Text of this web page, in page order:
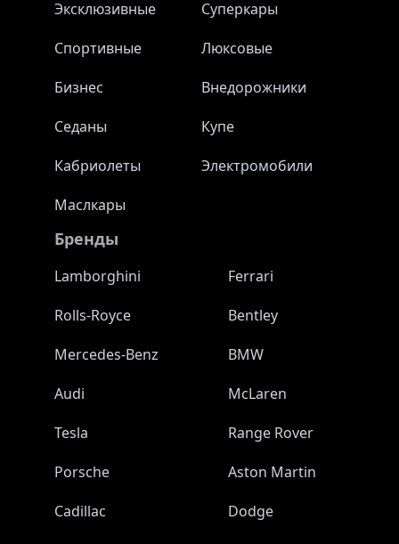
Эксклюзивные
Суперкары
Спортивные
Люксовые
Бизнес
Внедорожники
Седаны
Купе
Кабриолеты
Электромобили
Маслкары
Бренды
Lamborghini
Ferrari
Rolls-Royce
Bentley
Mercedes-Benz
BMW
Audi
McLaren
Tesla
Range Rover
Porsche
Aston Martin
Cadillac
Dodge